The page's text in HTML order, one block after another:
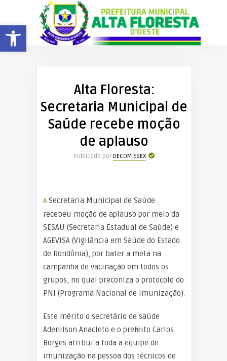
Barra de Ferramentas Aberta
Alta Floresta:
Secretaria Municipal de
Saúde recebe moção
de aplauso
Publicado por DECOM ESEX
A Secretaria Municipal de Saúde
recebeu moção de aplauso por meio da
SESAU (Secretaria Estadual de Saúde) e
AGEVISA (Vigilância em Saúde do Estado
de Rondônia), por bater a meta na
campanha de vacinação em todos os
grupos, no qual preconiza o protocolo do
PNI (Programa Nacional de Imunização).
Este mérito o secretário de saúde
Adenilson Anacleto e o prefeito Carlos
Borges atribui a toda a equipe de
imunização na pessoa dos técnicos de